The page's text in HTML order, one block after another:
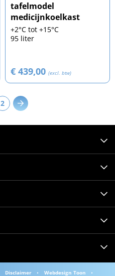
tafelmodel
medicijnkoelkast
+2°C tot +15°C
95 liter
€ 439,00 (excl. btw)
2
Disclaimer Webdesign Toon